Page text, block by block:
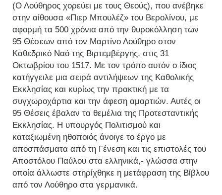
(Ο Λούθηρος χορεύει με τους Θεούς), που ανέβηκε
στην αίθουσα «Πιερ Μπουλέζ» του Βερολίνου, με
αφορμή τα 500 χρόνια από την θυροκόλληση των
95 Θέσεων από τον Μαρτίνο Λούθηρο στον
Καθεδρικό Ναό της Βιρτεμβέργης, στις 31
Οκτωβρίου του 1517. Με τον τρόπο αυτόν ο ίδιος
κατήγγειλε μια σειρά αντιλήψεων της Καθολικής
Εκκλησίας και κυρίως την πρακτική με τα
συγχωροχάρτια και την άφεση αμαρτιών. Αυτές οι
95 Θέσεις έβαλαν τα θεμέλια της Προτεσταντικής
Εκκλησίας. Η υπουργός Πολιτισμού και
καταξιωμένη ηθοποιός άνοιγε το έργο με
αποσπάσματα από τη Γένεση και τις επιστολές του
Αποστόλου Παύλου στα ελληνικά,- γλώσσα στην
οποία άλλωστε στηρίχθηκε η μετάφραση της Βίβλου
από τον Λούθηρο στα γερμανικά.